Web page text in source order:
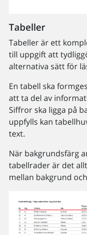
Tabeller
Tabeller är ett
till uppgift att
alternativa sätt för
En tabell ska
att ta del av
Siffror ska ligga på
uppfylls kan
text.
När bakgrundsfärg
tabellrader är det
mellan bakgrund